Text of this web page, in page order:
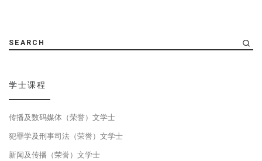
SEARCH
学士课程
传播及数码媒体（荣誉）文学士
犯罪学及刑事司法（荣誉）文学士
新闻及传播（荣誉）文学士